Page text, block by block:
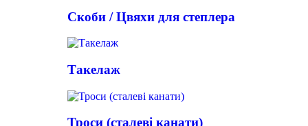
Скоби / Цвяхи для степлера
Такелаж
Троси (сталеві канати)